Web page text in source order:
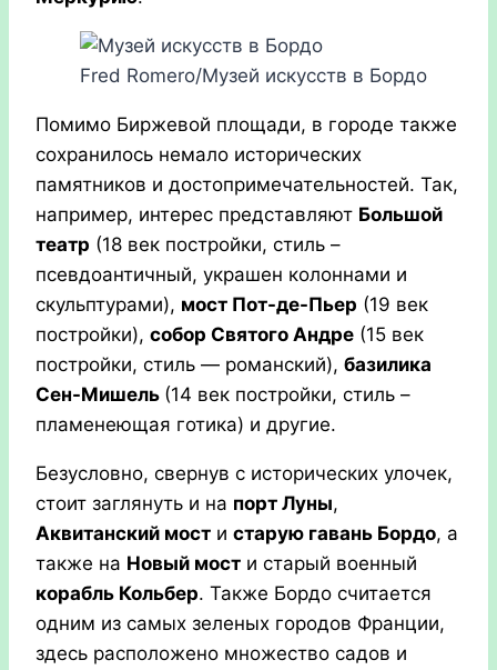
Fred Romero/Музей искусств в Бордо
Помимо Биржевой площади, в городе также
сохранилось немало исторических
памятников и достопримечательностей. Так,
например, интерес представляют Большой
театр (18 век постройки, стиль –
псевдоантичный, украшен колоннами и
скульптурами), мост Пот-де-Пьер (19 век
постройки), собор Святого Андре (15 век
постройки, стиль — романский), базилика
Сен-Мишель (14 век постройки, стиль –
пламенеющая готика) и другие.
Безусловно, свернув с исторических улочек,
стоит заглянуть и на порт Луны,
Аквитанский мост и старую гавань Бордо, а
также на Новый мост и старый военный
корабль Кольбер. Также Бордо считается
одним из самых зеленых городов Франции,
здесь расположено множество садов и